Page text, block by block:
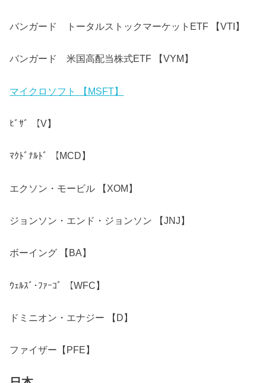
バンガード トータルストックマーケットETF 【VTI】
バンガード 米国高配当株式ETF 【VYM】
マイクロソフト 【MSFT】
ﾋﾞｻﾞ 【V】
ﾏｸﾄﾞﾅﾙﾄﾞ 【MCD】
エクソン・モービル 【XOM】
ジョンソン・エンド・ジョンソン 【JNJ】
ボーイング 【BA】
ｳｪﾙｽﾞ･ﾌｧｰｺﾞ 【WFC】
ドミニオン・エナジー 【D】
ファイザー【PFE】